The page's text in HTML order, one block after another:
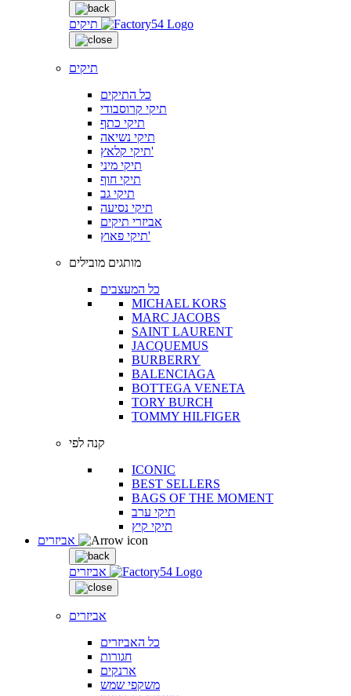
תיקים
תיקים
כל התיקים
תיקי קרוסבודי
תיקי כתף
תיקי נשיאה
תיקי קלאץ'
תיקי מיני
תיקי חוף
תיקי גב
תיקי נסיעה
אביזרי תיקים
תיקי פאוץ'
מותגים מובילים
כל המעצבים
MICHAEL KORS
MARC JACOBS
SAINT LAURENT
JACQUEMUS
BURBERRY
BALENCIAGA
BOTTEGA VENETA
TORY BURCH
TOMMY HILFIGER
קנה לפי
ICONIC
BEST SELLERS
BAGS OF THE MOMENT
תיקי ערב
תיקי קיץ
אביזרים
אביזרים
כל האביזרים
חגורות
ארנקים
משקפי שמש